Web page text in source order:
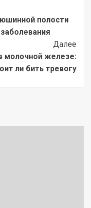
полости
Далее
молочной железе:
ли бить тревогу